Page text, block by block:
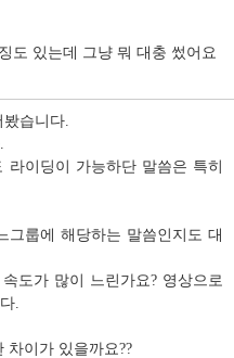
도 있는데 그냥 뭐 대충 썼어요
습니다.
이딩이 가능하단 말씀은 특히
그룹에 해당하는 말씀인지도 대
도가 많이 느린가요? 영상으로
.
차이가 있을까요??